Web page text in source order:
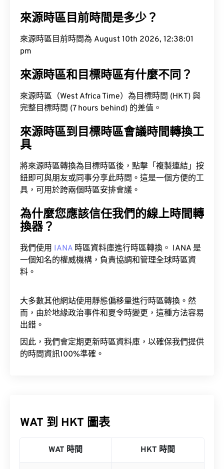
來源時區目前時間是多少？
來源時區目前時間為 August 10th 2026, 12:38:02
pm
來源時區和目標時區有什麼不同？
來源時區（West Africa Time）為目標時間 (HKT) 與
完整目標時間 (7 hours behind) 的差值。
來源時區到目標時區會議時間轉換工
具
將來源時區轉換為目標時區後，點擊「複製連結」按
鈕即可與朋友或同事分享此時間。這是一個方便的工
具，可用於跨兩個時區安排會議。
為什麼您應該信任我們的線上時間轉
換器？
我們使用 IANA 時區資料庫進行時區轉換。 IANA 是
一個知名的權威機構，負責協調和管理全球時區資
料。
大多數其他網站使用靜態偏移量進行時區轉換。然
而，由於地緣政治事件和夏令時變更，這種方法容易
出錯。
因此，我們會定期更新時區資料庫，以確保我們提供
的時間資訊100%準確。
WAT 到 HKT 圖表
WAT 時間 HKT 時間